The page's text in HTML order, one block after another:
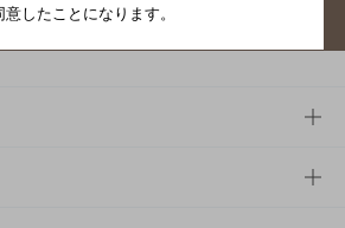
ご意見・ご感想
したことになります。